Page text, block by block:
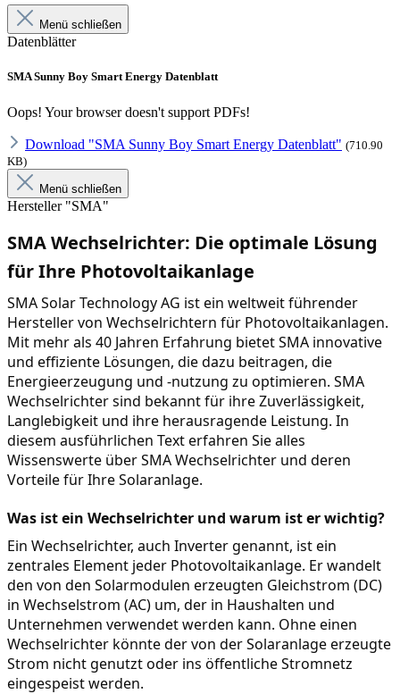
Menü schließen
Datenblätter
SMA Sunny Boy Smart Energy Datenblatt
Oops! Your browser doesn't support PDFs!
Download "SMA Sunny Boy Smart Energy Datenblatt" (710.90
KB)
Menü schließen
Hersteller "SMA"
SMA Wechselrichter: Die optimale Lösung
für Ihre Photovoltaikanlage
SMA Solar Technology AG ist ein weltweit führender
Hersteller von Wechselrichtern für Photovoltaikanlagen.
Mit mehr als 40 Jahren Erfahrung bietet SMA innovative
und effiziente Lösungen, die dazu beitragen, die
Energieerzeugung und -nutzung zu optimieren. SMA
Wechselrichter sind bekannt für ihre Zuverlässigkeit,
Langlebigkeit und ihre herausragende Leistung. In
diesem ausführlichen Text erfahren Sie alles
Wissenswerte über SMA Wechselrichter und deren
Vorteile für Ihre Solaranlage.
Was ist ein Wechselrichter und warum ist er wichtig?
Ein Wechselrichter, auch Inverter genannt, ist ein
zentrales Element jeder Photovoltaikanlage. Er wandelt
den von den Solarmodulen erzeugten Gleichstrom (DC)
in Wechselstrom (AC) um, der in Haushalten und
Unternehmen verwendet werden kann. Ohne einen
Wechselrichter könnte der von der Solaranlage erzeugte
Strom nicht genutzt oder ins öffentliche Stromnetz
eingespeist werden.